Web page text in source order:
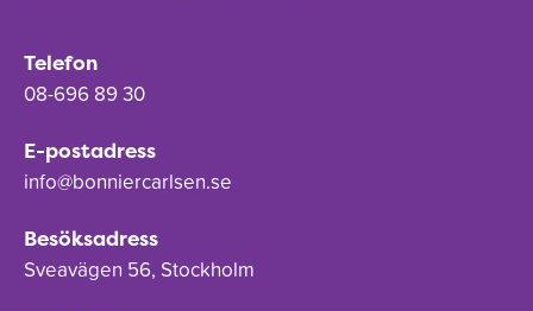
Telefon
08-696 89 30
E-postadress
info@bonniercarlsen.se
Besöksadress
Sveavägen 56, Stockholm